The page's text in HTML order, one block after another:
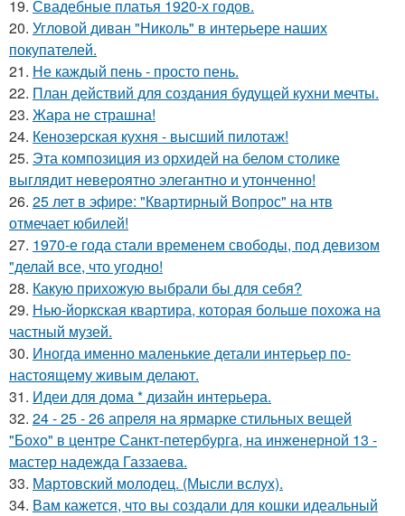
19. Свадебные платья 1920-х годов.
20. Угловой диван "Николь" в интерьере наших
покупателей.
21. Не каждый пень - просто пень.
22. План действий для создания будущей кухни мечты.
23. Жара не страшна!
24. Кенозерская кухня - высший пилотаж!
25. Эта композиция из орхидей на белом столике
выглядит невероятно элегантно и утонченно!
26. 25 лет в эфире: "Квартирный Вопрос" на нтв
отмечает юбилей!
27. 1970-е года стали временем свободы, под девизом
"делай все, что угодно!
28. Какую прихожую выбрали бы для себя?
29. Нью-йоркская квартира, которая больше похожа на
частный музей.
30. Иногда именно маленькие детали интерьер по-
настоящему живым делают.
31. Идеи для дома * дизайн интерьера.
32. 24 - 25 - 26 апреля на ярмарке стильных вещей
"Бохо" в центре Санкт-петербурга, на инженерной 13 -
мастер надежда Газзаева.
33. Мартовский молодец. (Мысли вслух).
34. Вам кажется, что вы создали для кошки идеальный